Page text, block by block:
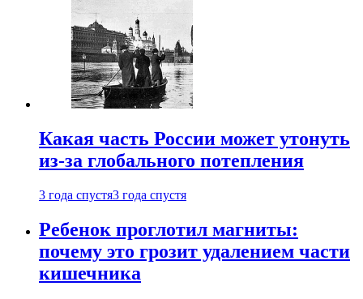
Какая часть России может утонуть
из-за глобального потепления
3 года спустя3 года спустя
Ребенок проглотил магниты:
почему это грозит удалением части
кишечника